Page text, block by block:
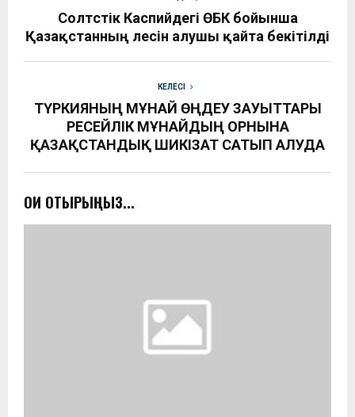
Солтүстік Каспийдегі ӨБК бойынша
Қазақстанның үлесін алушы қайта бекітілді
КЕЛЕСІ
ТҮРКИЯНЫҢ МҰНАЙ ӨҢДЕУ ЗАУЫТТАРЫ
РЕСЕЙЛІК МҰНАЙДЫҢ ОРНЫНА
ҚАЗАҚСТАНДЫҚ ШИКІЗАТ САТЫП АЛУДА
ОҚИ ОТЫРЫҢЫЗ...